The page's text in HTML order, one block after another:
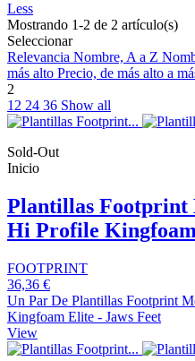
Less
Mostrando 1-2 de 2 artículo(s)
Seleccionar
Relevancia Nombre, A a Z
más alto Precio, de más alto a
2
12 24 36 Show all
Sold-Out
Inicio
Plantillas Footprint
Hi Profile
FOOTPRINT
36,36 €
Un Par De Plantillas Footprint
Kingfoam Elite - Jaws Feet
View